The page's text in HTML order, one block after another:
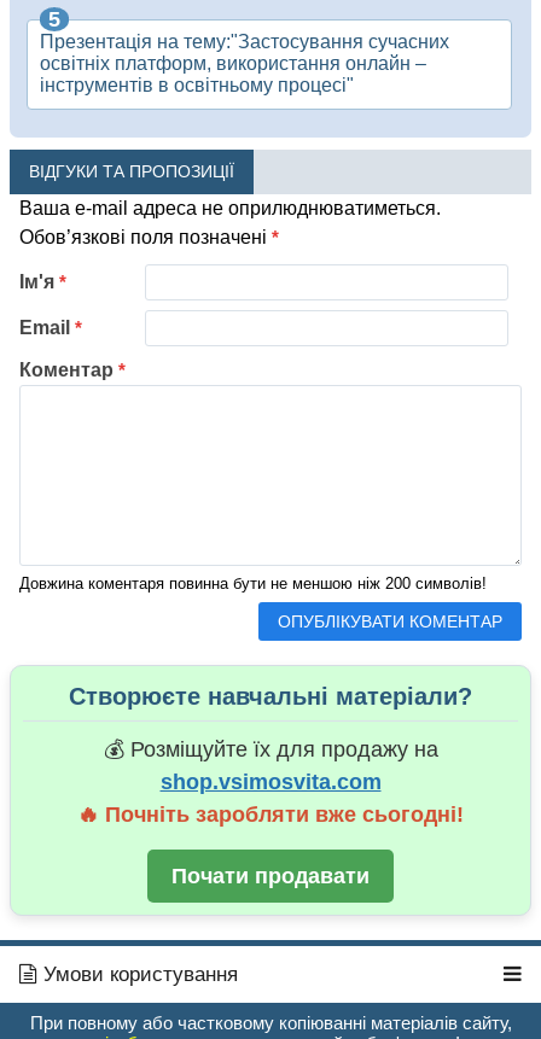
Презентація на тему:"Застосування сучасних
освітніх платформ, використання онлайн –
інструментів в освітньому процесі"
ВІДГУКИ ТА ПРОПОЗИЦІЇ
Ваша e-mail адреса не оприлюднюватиметься.
Обов’язкові поля позначені *
Коментар *
Довжина коментаря повинна бути не меншою ніж 200 символів!
Ім'я *
Email *
Створюєте навчальні матеріали?
💰 Розміщуйте їх для продажу на
shop.vsimosvita.com
🔥 Почніть заробляти вже сьогодні!
Почати продавати
Умови користування
При повному або частковому копіюванні матеріалів сайту,